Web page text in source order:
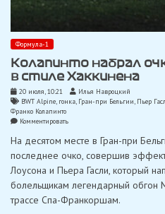
Формула-1
Колапинто набрал
в стиле Хаккинена
20 июля, 10:21
Илья Навроцкий
BWT Alpine, гонка, Гран-при Бельгии, Пьер
Франко Колапинто
Комментироватьon
набрал
в
Спа
обгона
в
На десятом месте в Гран-при
последнее очко, совершив
Лоусона и Пьера Гасли, который
болельщикам легендарный обгон
трассе Спа-Франкоршам.